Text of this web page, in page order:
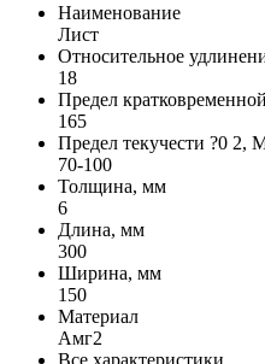
Наименование
Лист
Относительное
18
Предел
165
Предел текучести ?0 2,
70-100
Толщина, мм
6
Длина, мм
300
Ширина, мм
150
Материал
Амг2
Все характеристики